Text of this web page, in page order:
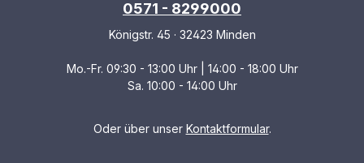
0571 - 8299000
Königstr. 45 · 32423 Minden
Mo.-Fr. 09:30 - 13:00 Uhr | 14:00 - 18:00 Uhr
Sa. 10:00 - 14:00 Uhr
Oder über unser Kontaktformular.